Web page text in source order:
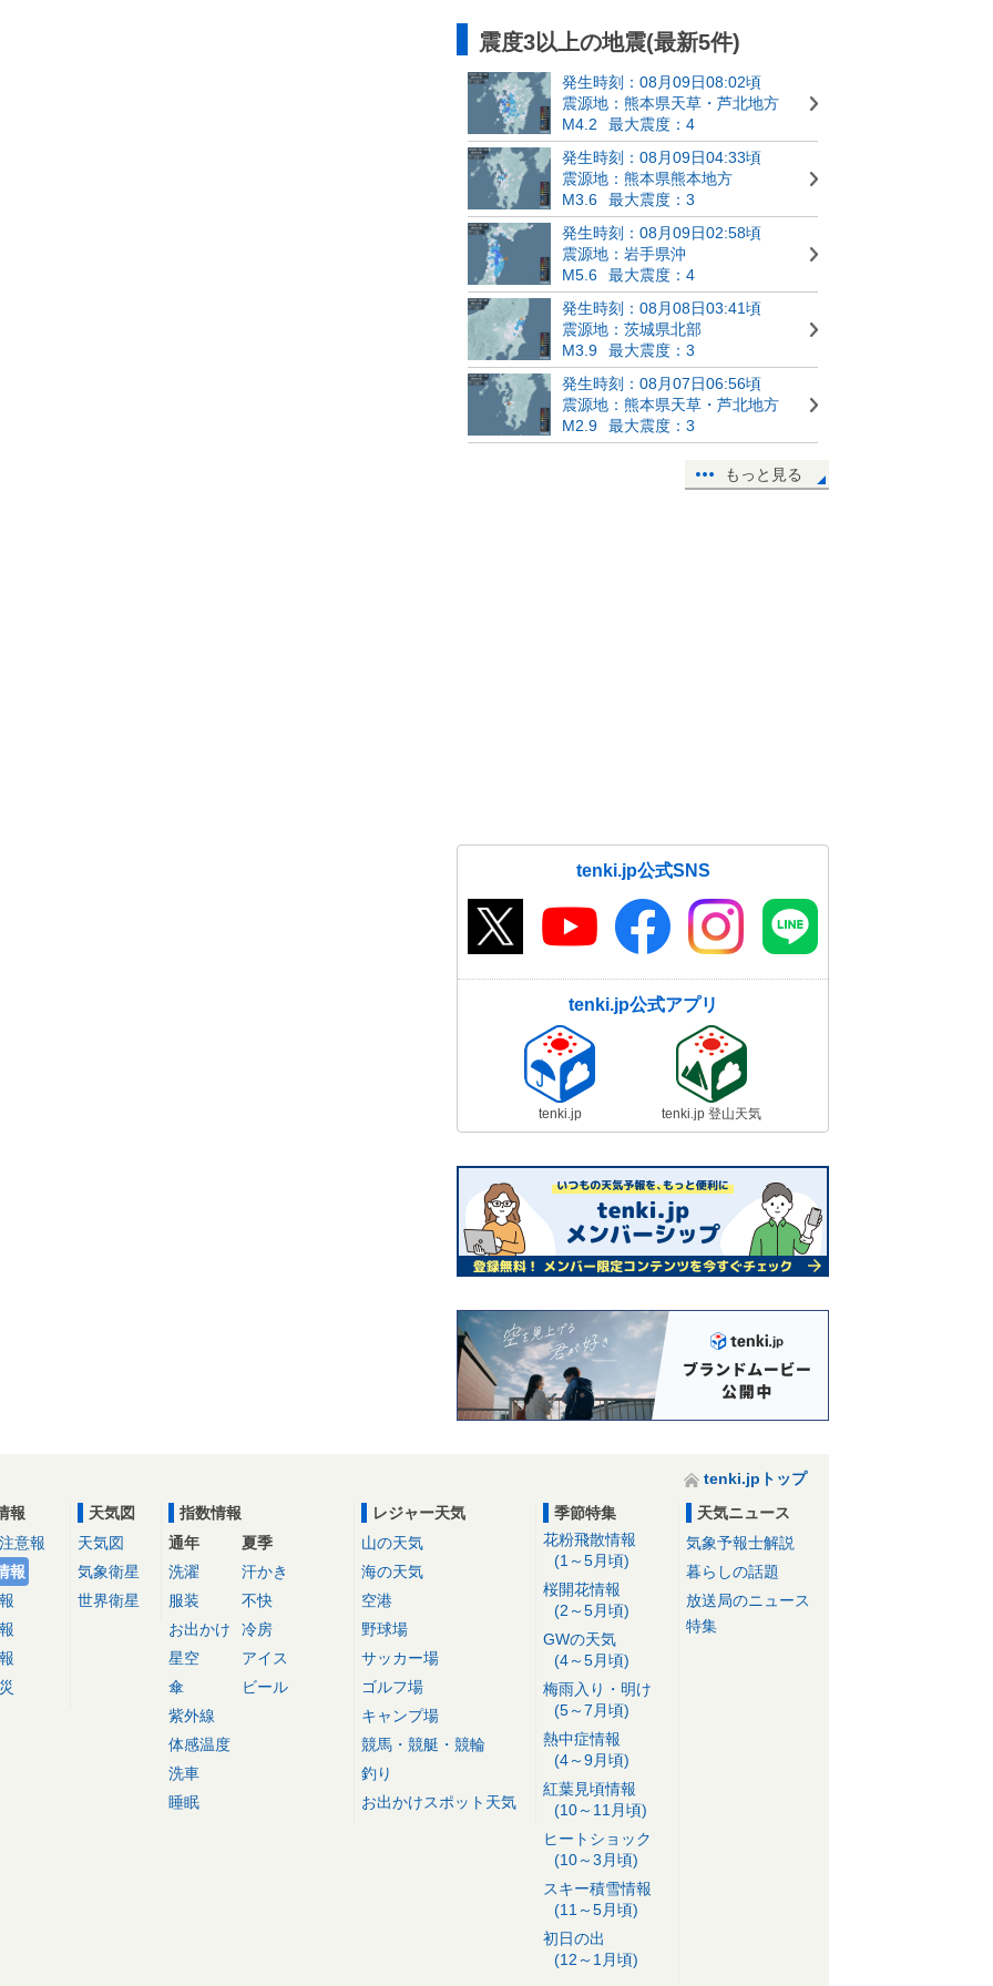
震度3以上の地震(最新5件)
発生時刻：08月09日08:02頃
震源地：熊本県天草・芦北地方
M4.2
最大震度：4
発生時刻：08月09日04:33頃
震源地：熊本県熊本地方
M3.6
最大震度：3
発生時刻：08月09日02:58頃
震源地：岩手県沖
M5.6
最大震度：4
発生時刻：08月08日03:41頃
震源地：茨城県北部
M3.9
最大震度：3
発生時刻：08月07日06:56頃
震源地：熊本県天草・芦北地方
M2.9
最大震度：3
もっと見る
tenki.jp公式SNS
tenki.jp公式アプリ
tenki.jp tenki.jp 登山天気
tenki.jpトップ
報
意報
報
天気図
天気図
気象衛星
世界衛星
指数情報
通年
洗濯
服装
お出かけ
星空
傘
紫外線
体感温度
洗車
睡眠
夏季
汗かき
不快
冷房
アイス
ビール
レジャー天気
山の天気
海の天気
空港
野球場
サッカー場
ゴルフ場
キャンプ場
競馬・競艇・競輪
釣り
お出かけスポット天気
季節特集
花粉飛散情報
(1～5月頃)
桜開花情報
(2～5月頃)
GWの天気
(4～5月頃)
梅雨入り・明け
(5～7月頃)
熱中症情報
(4～9月頃)
紅葉見頃情報
(10～11月頃)
ヒートショック
(10～3月頃)
スキー積雪情報
(11～5月頃)
初日の出
(12～1月頃)
天気ニュース
気象予報士解説
暮らしの話題
放送局のニュース
特集